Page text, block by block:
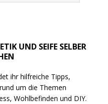
UND SEIFE SELBER
ihr hilfreiche Tipps,
um die Themen
Wohlbefinden und DIY.